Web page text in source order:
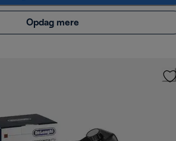
Opdag mere